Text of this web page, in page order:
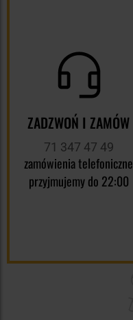
ZADZWOŃ I ZAMÓW
71 347 47 49
zamówienia telefoniczne
przyjmujemy do 22:00